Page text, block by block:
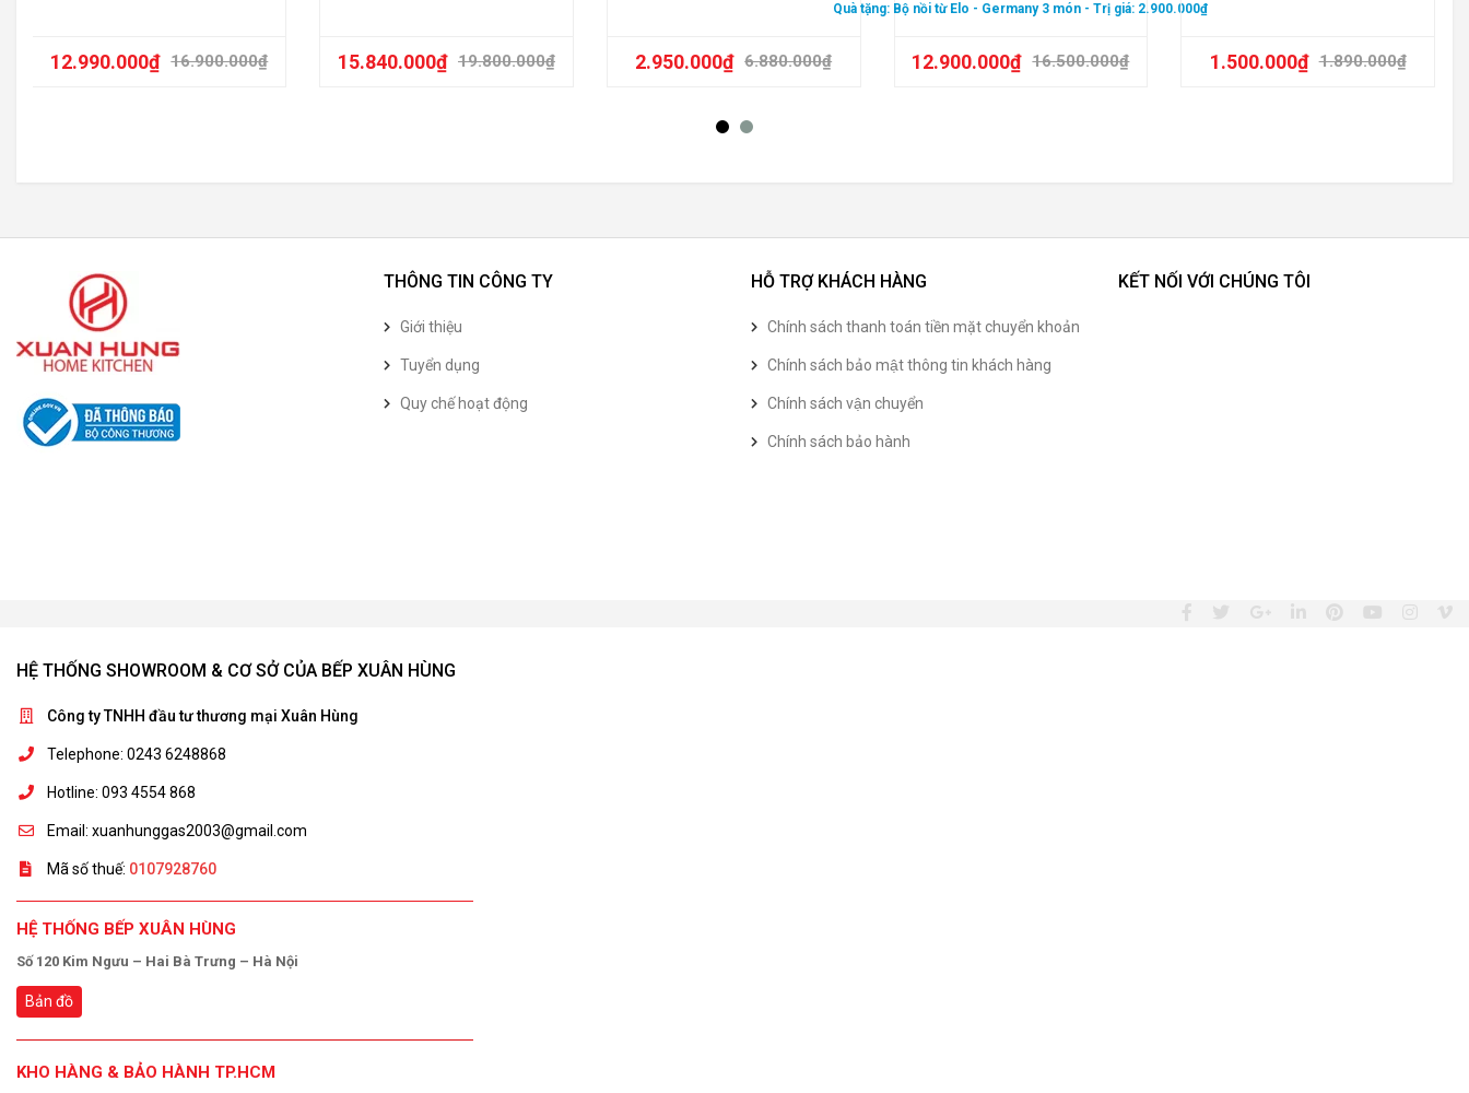
16.900.000₫
12.990.000₫ 19.800.000₫
15.840.000₫ 6.880.000₫
2.950.000₫
Quà tặng: Bộ nồi từ Elo - Germany 3 món - Trị giá: 2.900.000₫
16.500.000₫
12.900.000₫ 1.890.000₫
1.500.000₫
THÔNG TIN CÔNG TY
Giới thiệu
Tuyển dụng
Quy chế hoạt động
HỖ TRỢ KHÁCH HÀNG
Chính sách thanh toán tiền mặt chuyển khoản
Chính sách bảo mật thông tin khách hàng
Chính sách vận chuyển
Chính sách bảo hành
KẾT NỐI VỚI CHÚNG TÔI
HỆ THỐNG SHOWROOM & CƠ SỞ CỦA BẾP XUÂN HÙNG
Công ty TNHH đầu tư thương mại Xuân Hùng
Telephone: 0243 6248868
Hotline: 093 4554 868
Email: xuanhunggas2003@gmail.com
Mã số thuế: 0107928760
HỆ THỐNG BẾP XUÂN HÙNG
Số 120 Kim Ngưu – Hai Bà Trưng – Hà Nội
Bản đồ
KHO HÀNG & BẢO HÀNH TP.HCM